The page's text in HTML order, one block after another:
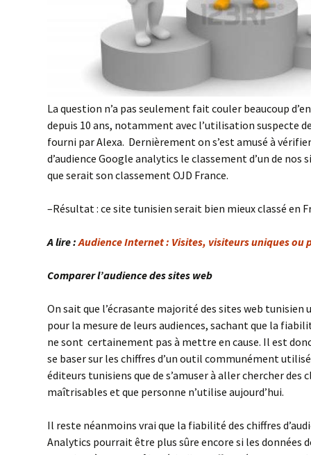
La question n’a pas seulement fait couler beaucoup
depuis 10 ans, notamment avec l’utilisation suspecte
fourni par Alexa. Dernièrement on s’est amusé à
d’audience Google analytics le classement d’un de nos
que serait son classement OJD France.
–Résultat : ce site tunisien serait bien mieux classé en
A lire :Audience Internet : Visites, visiteurs uniques ou
Comparer l’audience des sites web
On sait que l’écrasante majorité des sites web
pour la mesure de leurs audiences, sachant que la
ne sont certainement pas à mettre en cause. Il est
se baser sur les chiffres d’un outil communément
éditeurs tunisiens que de s’amuser à aller chercher des
maîtrisables et que personne n’utilise aujourd’hui.
Il reste néanmoins vrai que la fiabilité des chiffres
Analytics pourrait être plus sûre encore si les données